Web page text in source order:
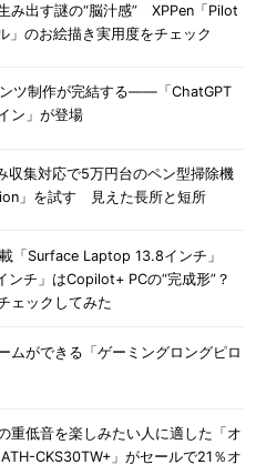
み出す謎の“脳汁感” XPPen「Pilot
」のお絵描き実用度をチェック
ツ制作が完結する――「ChatGPT
ン」が登場
収集対応で5万円台のペン型掃除機
」を試す 見えた長所と短所
「Surface Laptop 13.8インチ」
ンチ」はCopilot+ PCの“完成形”？
ェックしてみた
ムができる「ゲーミングロングピロ
重低音を楽しみたい人に適した「オ
CKS30TW+」がセールで21％オ